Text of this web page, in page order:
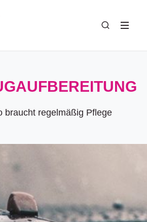
braucht regelmäßig Pflege